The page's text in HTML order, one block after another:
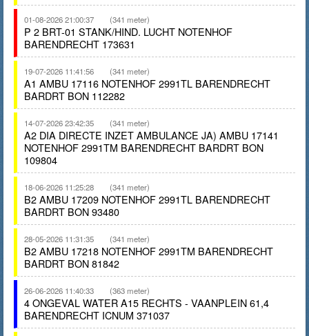
01-08-2026 21:00:37 (341 meter)
P 2 BRT-01 STANK/HIND. LUCHT NOTENHOF
BARENDRECHT 173631
19-07-2026 11:41:56 (341 meter)
A1 AMBU 17116 NOTENHOF 2991TL BARENDRECHT
BARDRT BON 112282
14-07-2026 23:42:35 (341 meter)
A2 DIA DIRECTE INZET AMBULANCE JA) AMBU 17141
NOTENHOF 2991TM BARENDRECHT BARDRT BON
109804
18-06-2026 11:25:28 (341 meter)
B2 AMBU 17209 NOTENHOF 2991TL BARENDRECHT
BARDRT BON 93480
28-05-2026 11:31:35 (341 meter)
B2 AMBU 17218 NOTENHOF 2991TM BARENDRECHT
BARDRT BON 81842
26-06-2026 11:40:33 (363 meter)
4 ONGEVAL WATER A15 RECHTS - VAANPLEIN 61,4
BARENDRECHT ICNUM 371037